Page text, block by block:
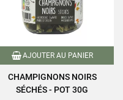
AJOUTER AU PANIER
CHAMPIGNONS NOIRS
SÉCHÉS - POT 30G